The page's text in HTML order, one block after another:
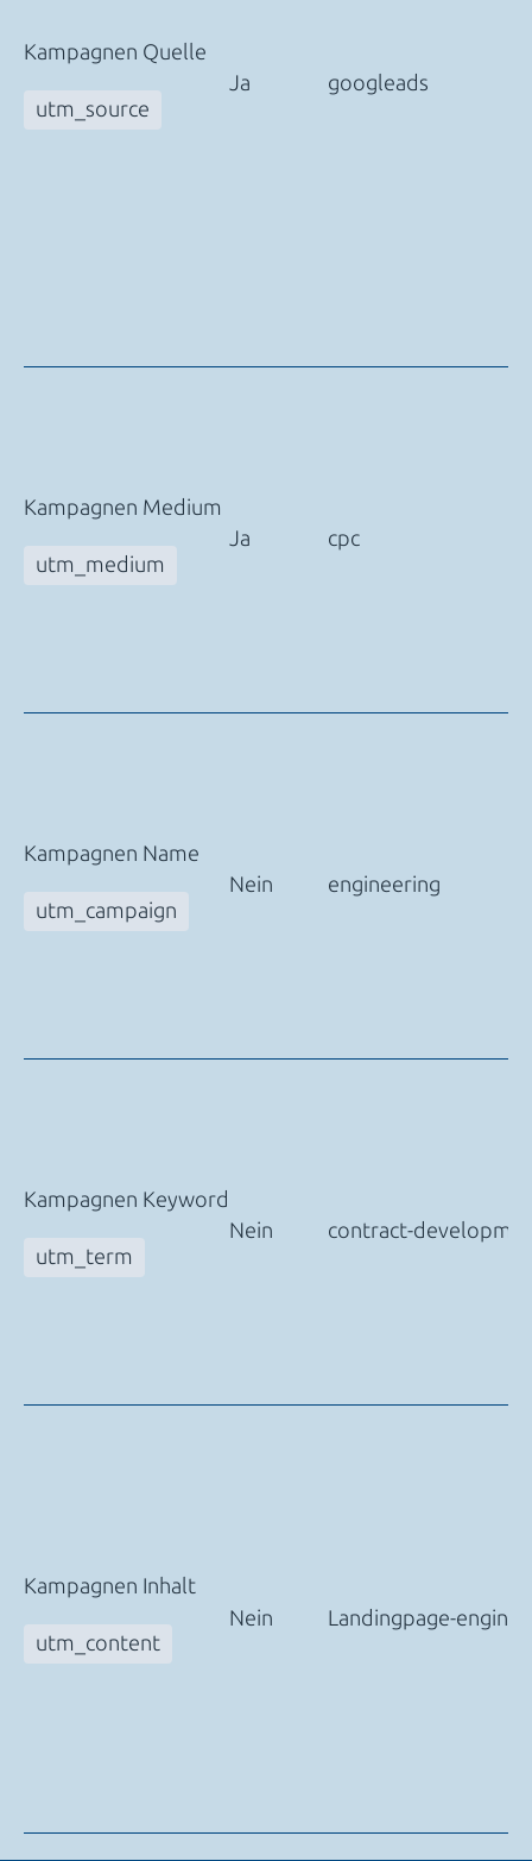
Kampagnen Quelle
utm_source
Ja googleads
Kampagnen Medium
utm_medium
Ja cpc
Kampagnen Name
utm_campaign
Nein engineering
Kampagnen Keyword
utm_term
Nein contract-
Kampagnen Inhalt
utm_content
Nein Landingpage-